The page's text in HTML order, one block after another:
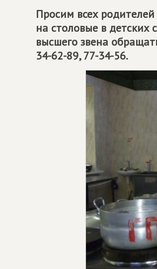
Просим всех
на столовые в детских
высшего звена
34-62-89, 77-34-56.